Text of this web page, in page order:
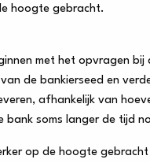
hoogte gebracht.
met het opvragen
de bankierseed en
afhankelijk van
soms langer de tijd
op de hoogte